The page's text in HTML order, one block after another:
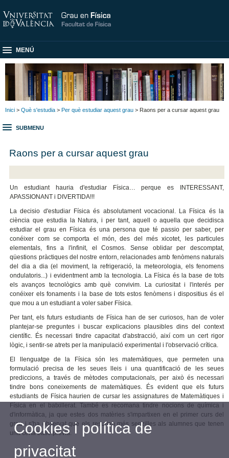
MENÚ
Inici > Què s'estudia > Per què estudiar aquest grau > Raons per a cursar aquest grau
SUBMENU
Raons per a cursar aquest grau
Un estudiant hauria d'estudiar Física… perque es INTERESSANT,
APASSIONANT i DIVERTIDA!!!
La decisio d'estudiar Física és absolutament vocacional. La Física és la
ciència que estudia la Natura, i per tant, aquell o aquella que decidisca
estudiar el grau en Física és una persona que té passio per saber, per
conéixer com se comporta el món, des del més xicotet, les particules
elementals, fins a l'infinit, el Cosmos. Sense oblidar per descomptat,
qüestions pràctiques del nostre entorn, relacionades amb fenòmens naturals
del dia a dia (el moviment, la refrigeració, la meteorologia, els fenomens
ondulatoris...) i evidentment amb la tecnologia. La Física és la base de tots
els avanços tecnològics amb què convivim. La curiositat i l'interés per
conéixer els fonaments i la base de tots estos fenòmens i dispositius és el
que mou a un estudiant a voler saber Física.
Per tant, els futurs estudiants de Física han de ser curiosos, han de voler
plantejar-se preguntes i buscar explicacions plausibles dins del context
científic. És necessari tindre capacitat d'abstracció, així com un cert rigor
lògic, i sentir-se atrets per la manipulació experimental i l'observació crítica.
El llenguatge de la Física són les matemàtiques, que permeten una
formulació precisa de les seues lleis i una quantificació de les seues
prediccions, a través de mètodes computacionals, per això és necessari
tindre bons coneixements de matemàtiques. És evident que els futurs
estudiants de Física haurien de cursar les assignatures de Matemàtiques i
Física en el batxillerat. També es recomana tindre nocions de química i
d'informàtica, ja que estes dos matèries s'impartixen en el primer curs del
grau i s'ha observat que els resulten més senzilles als alumnes que tenen
una certa base prèvia.
Cookies i política de
privacitat